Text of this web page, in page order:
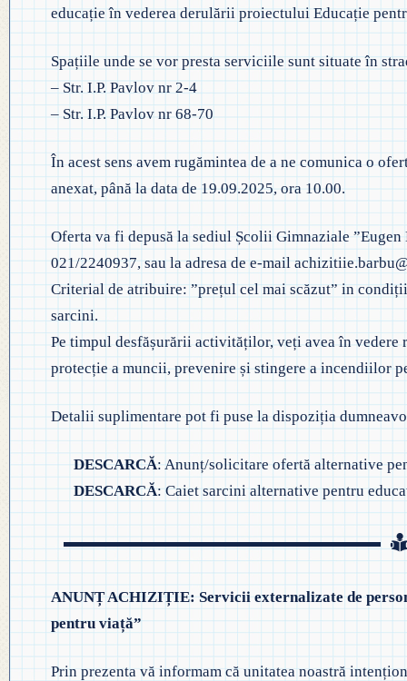
◎ ACHIZIȚII
◎ DOCUMENTE UTILE
◎ REGULAMENT INTERN
◎ REGULAMENT ORGANIZARE
◎ ÎNCADRARE PROFESORI
◎ PROFESORI LA CLASE
◎ DECLARAȚII INTERESE
◎ TRANSPARENTA VENITURI ◎ 2025
◎ 2024
◎ 2020
◎ PLAN DE DEZVOLTARE
INSTITUȚIONALĂ
◎ GHID ÎNVĂȚĂMÂNT
◎ CRITERII DE DEPARTAJARE
◎ ORDIN PRIVIND ÎNSCRIEREA
◎
◎ ORDIN
◎
◎
–
educație în vederea derulării proiectului Educație
Spațiile unde se vor presta serviciile sunt situate în
– Str. I.P. Pavlov nr 2-4
– Str. I.P. Pavlov nr 68-70
În acest sens avem rugămintea de a ne comunica o
anexat, până la data de 19.09.2025, ora 10.00.
Oferta va fi depusă la sediul Școlii Gimnaziale
021/2240937, sau la adresa de e-mail
Criterial de atribuire: ”prețul cel mai scăzut” in
sarcini.
Pe timpul desfășurării activităților, veți avea în
protecție a muncii, prevenire și stingere a incendiilor
Detalii suplimentare pot fi puse la dispoziția
DESCARCĂ: Anunț/solicitare ofertă alternative
DESCARCĂ: Caiet sarcini alternative pentru
ANUNȚ ACHIZIȚIE: Servicii externalizate de
pentru viață”
Prin prezenta vă informam că unitatea noastră